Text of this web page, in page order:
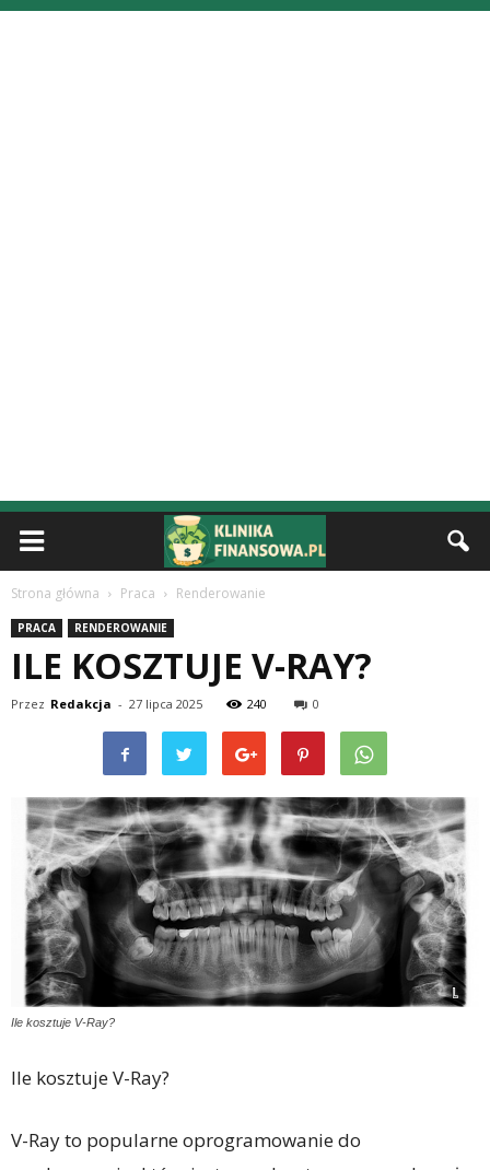
Strona główna Praca Renderowanie
PRACA RENDEROWANIE
ILE KOSZTUJE V-RAY?
Przez Redakcja - 27 lipca 2025 240 0
Ile kosztuje V-Ray?
Ile kosztuje V-Ray?
V-Ray to popularne oprogramowanie do